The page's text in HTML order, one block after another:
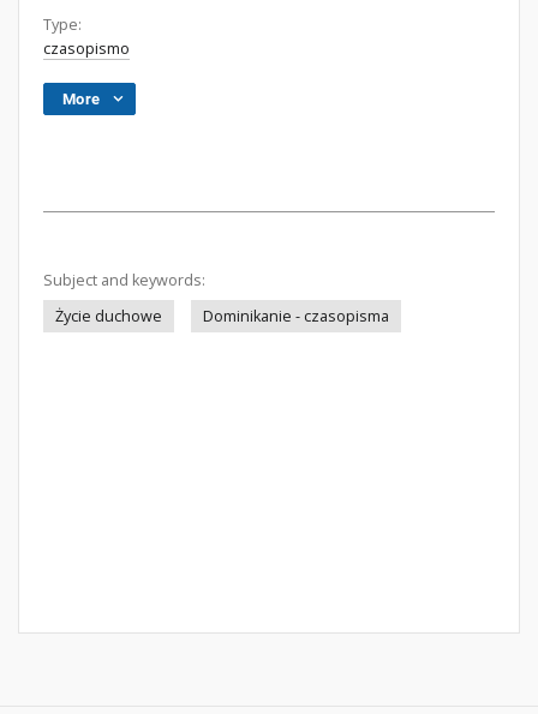
Type:
czasopismo
More
Subject and keywords:
Życie duchowe
Dominikanie - czasopisma